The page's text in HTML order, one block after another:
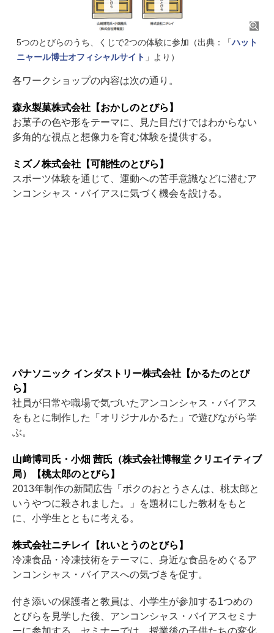
5つのとびらのうち、くじで2つの体験に参加（出典：「ハット
ニャール博士オフィシャルサイト 」より）
各ワークショップの内容は次の通り。
森永製菓株式会社【おかしのとびら】
お菓子の色や形をテーマに、見た目だけではわからない
多角的な視点と想像力を育む体験を提供する。
ミズノ株式会社【可能性のとびら】
スポーツ体験を通じて、運動への苦手意識などに潜むア
ンコンシャス・バイアスに気づく機会を設ける。
パナソニック インダストリー株式会社【かるたのとび
ら】
社員が日常や職場で気づいたアンコンシャス・バイアス
をもとに制作した「オリジナルかるた」で遊びながら学
ぶ。
山﨑博司氏・小畑 茜氏（株式会社博報堂 クリエイティブ
局）【桃太郎のとびら】
2013年制作の新聞広告「ボクのおとうさんは、桃太郎と
いうやつに殺されました。」を題材にした教材をもと
に、小学生とともに考える。
株式会社ニチレイ【れいとうのとびら】
冷凍食品・冷凍技術をテーマに、身近な食品をめぐるア
ンコンシャス・バイアスへの気づきを促す。
付き添いの保護者と教員は、小学生が参加する1つめの
とびらを見学した後、アンコンシャス・バイアスセミナ